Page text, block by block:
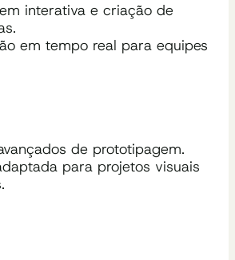
interativa e criação de
em tempo real para equipes
de prototipagem.
para projetos visuais